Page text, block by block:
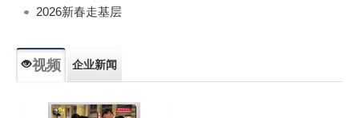
2026新春走基层
视频 企业新闻